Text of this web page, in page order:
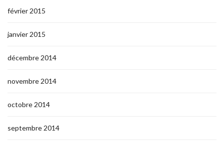
février 2015
janvier 2015
décembre 2014
novembre 2014
octobre 2014
septembre 2014